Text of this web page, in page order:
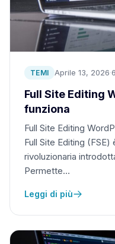
TEMI Aprile 13, 2026·
Full Site Editing
funziona
Full Site Editing
Full Site Editing (FSE)
rivoluzionaria
Permette…
Leggi di più